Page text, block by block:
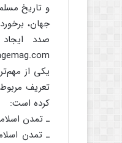
و تاریخ
جهان،
یکی از
تعریف
کرده است:
ـ تمدن
ـ تمدن